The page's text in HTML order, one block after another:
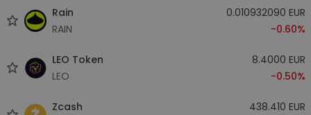
Rain
RAIN
0.010932090 EUR
-0.60%
LEO Token
LEO
8.4000 EUR
-0.50%
Zcash
438.410 EUR